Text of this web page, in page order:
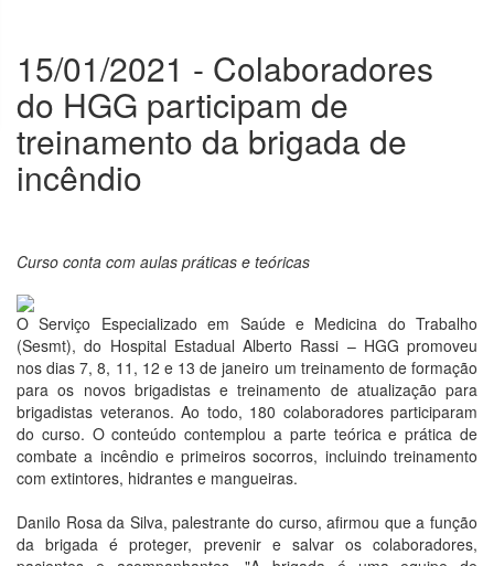
15/01/2021 - Colaboradores
do HGG participam de
treinamento da brigada de
incêndio
Curso conta com aulas práticas e teóricas
O Serviço Especializado em Saúde e Medicina do Trabalho
(Sesmt), do Hospital Estadual Alberto Rassi – HGG promoveu
nos dias 7, 8, 11, 12 e 13 de janeiro um treinamento de formação
para os novos brigadistas e treinamento de atualização para
brigadistas veteranos. Ao todo, 180 colaboradores participaram
do curso. O conteúdo contemplou a parte teórica e prática de
combate a incêndio e primeiros socorros, incluindo treinamento
com extintores, hidrantes e mangueiras.
Danilo Rosa da Silva, palestrante do curso, afirmou que a função
da brigada é proteger, prevenir e salvar os colaboradores,